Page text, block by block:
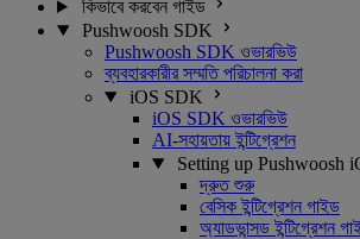
কিভাবে করবেন গাইড
Pushwoosh SDK
Pushwoosh SDK ওভারভিউ
ব্যবহারকারীর সম্মতি পরিচালনা করা
iOS SDK
iOS SDK ওভারভিউ
AI-সহায়তায় ইন্টিগ্রেশন
Setting up Pushwoosh
দ্রুত শুরু
বেসিক ইন্টিগ্রেশন গাইড
অ্যাডভান্সড ইন্টিগ্রেশন